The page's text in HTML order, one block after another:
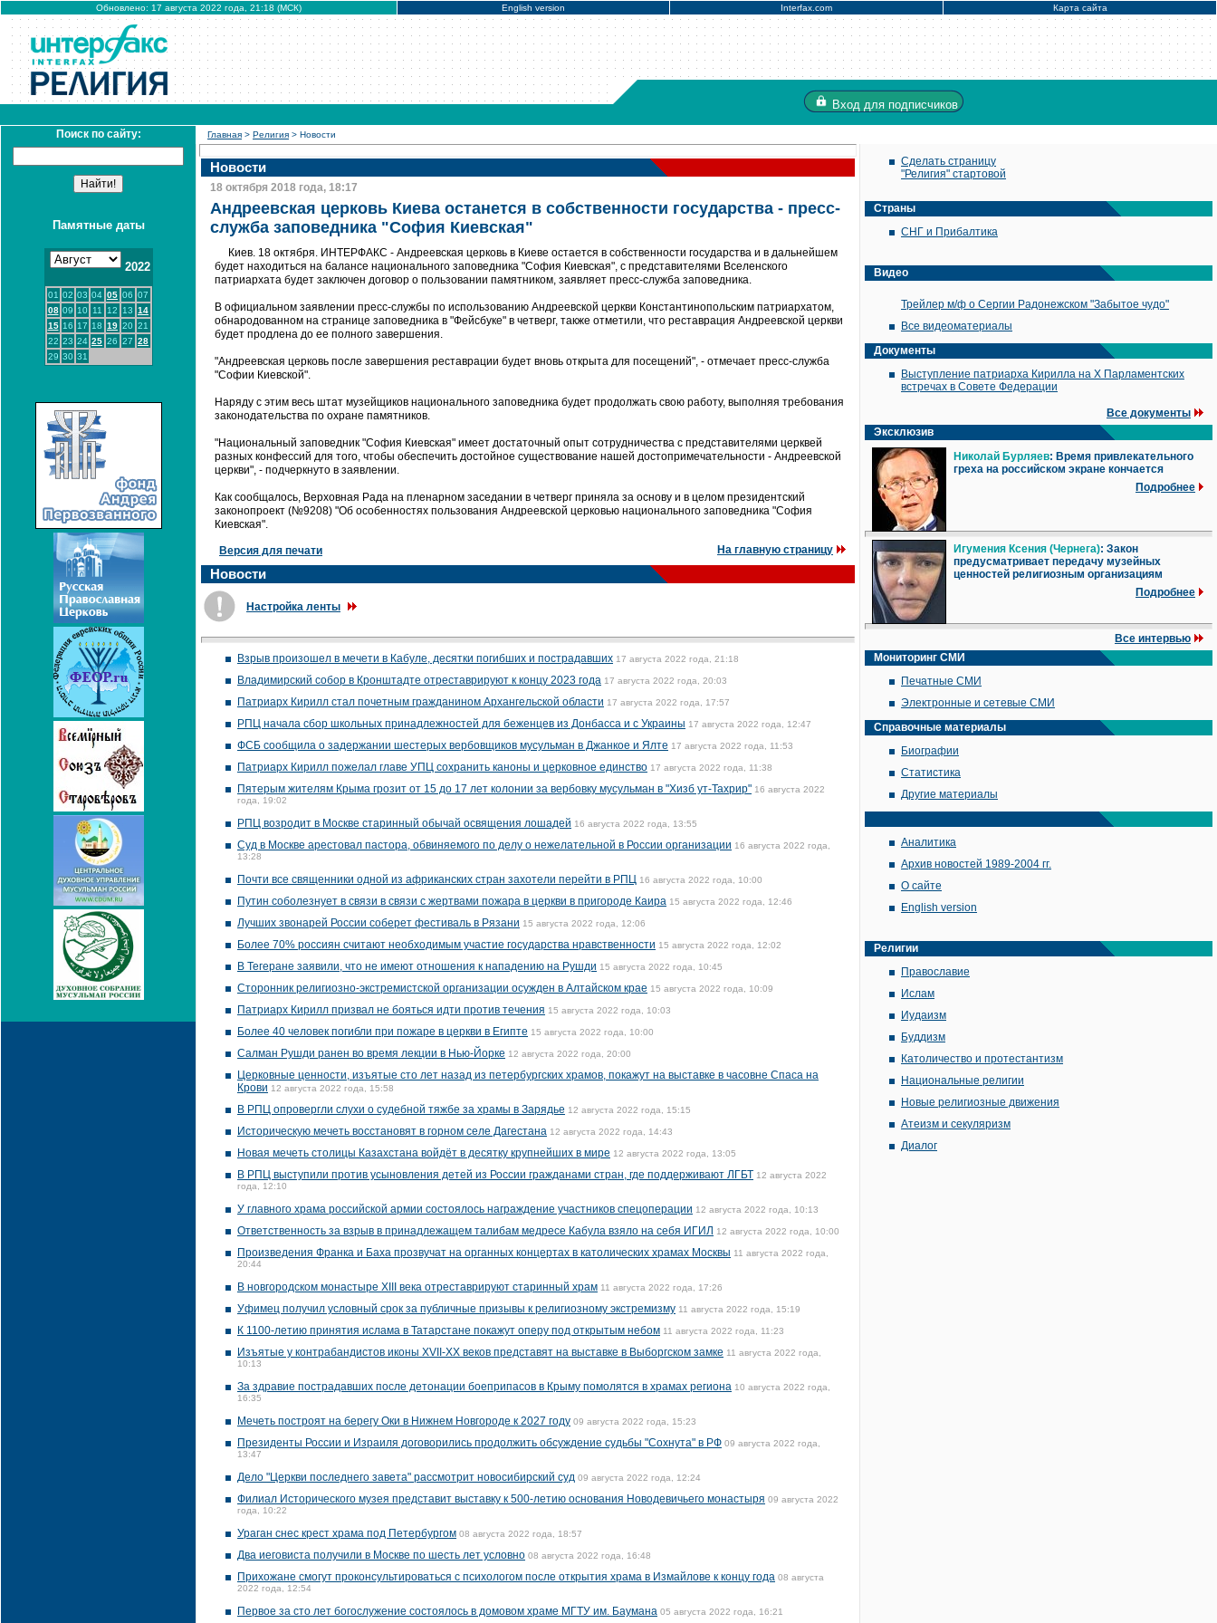
Обновлено: 17 августа 2022 года, 21:18 (МСК) English version Interfax.com Карта сайта
Вход для подписчиков
Поиск по сайту:
Памятные даты
2022
01 02 03 04 05 06 07
08 09 10 11 12 13 14
15 16 17 18 19 20 21
22 23 24 25 26 27 28
29 30 31
Главная > Религия > Новости
Новости
18 октября 2018 года, 18:17
Андреевская церковь Киева останется в собственности государства - пресс-
служба заповедника "София Киевская"
Киев. 18 октября. ИНТЕРФАКС - Андреевская церковь в Киеве остается в собственности государства и в дальнейшем
будет находиться на балансе национального заповедника "София Киевская", с представителями Вселенского
патриархата будет заключен договор о пользовании памятником, заявляет пресс-служба заповедника.
В официальном заявлении пресс-службы по использованию Андреевской церкви Константинопольским патриархатом,
обнародованном на странице заповедника в "Фейсбуке" в четверг, также отметили, что реставрация Андреевской церкви
будет продлена до ее полного завершения.
"Андреевская церковь после завершения реставрации будет вновь открыта для посещений", - отмечает пресс-служба
"Софии Киевской".
Наряду с этим весь штат музейщиков национального заповедника будет продолжать свою работу, выполняя требования
законодательства по охране памятников.
"Национальный заповедник "София Киевская" имеет достаточный опыт сотрудничества с представителями церквей
разных конфессий для того, чтобы обеспечить достойное существование нашей достопримечательности - Андреевской
церкви", - подчеркнуто в заявлении.
Как сообщалось, Верховная Рада на пленарном заседании в четверг приняла за основу и в целом президентский
законопроект (№9208) "Об особенностях пользования Андреевской церковью национального заповедника "София
Киевская".
Версия для печати На главную страницу
Новости
Настройка ленты
Взрыв произошел в мечети в Кабуле, десятки погибших и пострадавших 17 августа 2022 года, 21:18
Владимирский собор в Кронштадте отреставрируют к концу 2023 года 17 августа 2022 года, 20:03
Патриарх Кирилл стал почетным гражданином Архангельской области 17 августа 2022 года, 17:57
РПЦ начала сбор школьных принадлежностей для беженцев из Донбасса и с Украины 17 августа 2022 года, 12:47
ФСБ сообщила о задержании шестерых вербовщиков мусульман в Джанкое и Ялте 17 августа 2022 года, 11:53
Патриарх Кирилл пожелал главе УПЦ сохранить каноны и церковное единство 17 августа 2022 года, 11:38
Пятерым жителям Крыма грозит от 15 до 17 лет колонии за вербовку мусульман в "Хизб ут-Тахрир" 16 августа 2022
года, 19:02
РПЦ возродит в Москве старинный обычай освящения лошадей 16 августа 2022 года, 13:55
Суд в Москве арестовал пастора, обвиняемого по делу о нежелательной в России организации 16 августа 2022 года,
13:28
Почти все священники одной из африканских стран захотели перейти в РПЦ 16 августа 2022 года, 10:00
Путин соболезнует в связи в связи с жертвами пожара в церкви в пригороде Каира 15 августа 2022 года, 12:46
Лучших звонарей России соберет фестиваль в Рязани 15 августа 2022 года, 12:06
Более 70% россиян считают необходимым участие государства нравственности 15 августа 2022 года, 12:02
В Тегеране заявили, что не имеют отношения к нападению на Рушди 15 августа 2022 года, 10:45
Сторонник религиозно-экстремистской организации осужден в Алтайском крае 15 августа 2022 года, 10:09
Патриарх Кирилл призвал не бояться идти против течения 15 августа 2022 года, 10:03
Более 40 человек погибли при пожаре в церкви в Египте 15 августа 2022 года, 10:00
Салман Рушди ранен во время лекции в Нью-Йорке 12 августа 2022 года, 20:00
Церковные ценности, изъятые сто лет назад из петербургских храмов, покажут на выставке в часовне Спаса на
Крови 12 августа 2022 года, 15:58
В РПЦ опровергли слухи о судебной тяжбе за храмы в Зарядье 12 августа 2022 года, 15:15
Историческую мечеть восстановят в горном селе Дагестана 12 августа 2022 года, 14:43
Новая мечеть столицы Казахстана войдёт в десятку крупнейших в мире 12 августа 2022 года, 13:05
В РПЦ выступили против усыновления детей из России гражданами стран, где поддерживают ЛГБТ 12 августа 2022
года, 12:10
У главного храма российской армии состоялось награждение участников спецоперации 12 августа 2022 года, 10:13
Ответственность за взрыв в принадлежащем талибам медресе Кабула взяло на себя ИГИЛ 12 августа 2022 года, 10:00
Произведения Франка и Баха прозвучат на органных концертах в католических храмах Москвы 11 августа 2022 года,
20:44
В новгородском монастыре XIII века отреставрируют старинный храм 11 августа 2022 года, 17:26
Уфимец получил условный срок за публичные призывы к религиозному экстремизму 11 августа 2022 года, 15:19
К 1100-летию принятия ислама в Татарстане покажут оперу под открытым небом 11 августа 2022 года, 11:23
Изъятые у контрабандистов иконы XVII-XX веков представят на выставке в Выборгском замке 11 августа 2022 года,
10:13
За здравие пострадавших после детонации боеприпасов в Крыму помолятся в храмах региона 10 августа 2022 года,
16:35
Мечеть построят на берегу Оки в Нижнем Новгороде к 2027 году 09 августа 2022 года, 15:23
Президенты России и Израиля договорились продолжить обсуждение судьбы "Сохнута" в РФ 09 августа 2022 года,
13:47
Дело "Церкви последнего завета" рассмотрит новосибирский суд 09 августа 2022 года, 12:24
Филиал Исторического музея представит выставку к 500-летию основания Новодевичьего монастыря 09 августа 2022
года, 10:22
Ураган снес крест храма под Петербургом 08 августа 2022 года, 18:57
Два иеговиста получили в Москве по шесть лет условно 08 августа 2022 года, 16:48
Прихожане смогут проконсультироваться с психологом после открытия храма в Измайлове к концу года 08 августа
2022 года, 12:54
Первое за сто лет богослужение состоялось в домовом храме МГТУ им. Баумана 05 августа 2022 года, 16:21
Сделать страницу
"Религия" стартовой
Страны
СНГ и Прибалтика
Видео
Трейлер м/ф о Сергии Радонежском "Забытое чудо"
Все видеоматериалы
Документы
Выступление патриарха Кирилла на X Парламентских
встречах в Совете Федерации
Все документы
Эксклюзив
Николай Бурляев: Время привлекательного
греха на российском экране кончается
Подробнее
Игумения Ксения (Чернега): Закон
предусматривает передачу музейных
ценностей религиозным организациям
Подробнее
Все интервью
Мониторинг СМИ
Печатные СМИ
Электронные и сетевые СМИ
Справочные материалы
Биографии
Статистика
Другие материалы
Аналитика
Архив новостей 1989-2004 гг.
О сайте
English version
Религии
Православие
Ислам
Иудаизм
Буддизм
Католичество и протестантизм
Национальные религии
Новые религиозные движения
Атеизм и секуляризм
Диалог